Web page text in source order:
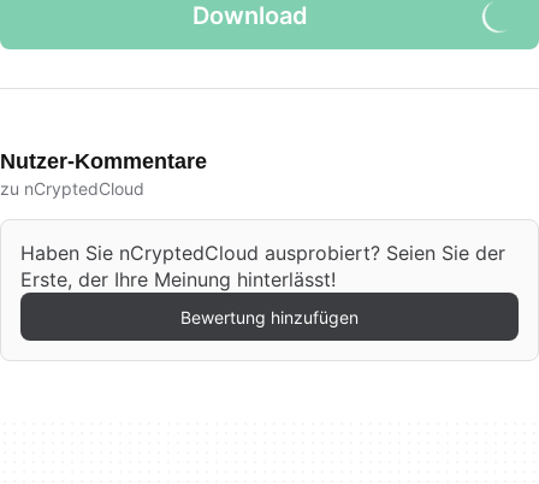
Download
Nutzer-Kommentare
zu nCryptedCloud
Haben Sie nCryptedCloud ausprobiert? Seien Sie der
Erste, der Ihre Meinung hinterlässt!
Bewertung hinzufügen